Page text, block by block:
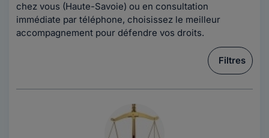
chez vous (Haute-Savoie) ou en consultation
immédiate par téléphone, choisissez le meilleur
accompagnement pour défendre vos droits.
Filtres